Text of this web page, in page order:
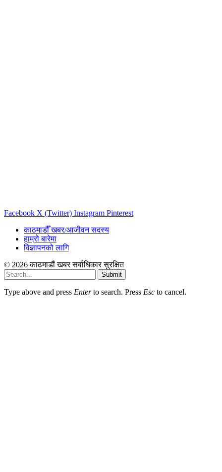
Facebook X (Twitter) Instagram Pinterest
काठमाडौँ खबर/आजीवन सदस्य
हाम्रो बारेमा
विज्ञापनको लागि
© 2026 काठमाडौं खबर सर्वाधिकार सुरक्षित
Submit
Type above and press Enterto search. Press Esc to cancel.